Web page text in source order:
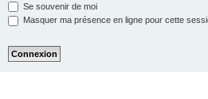
Se souvenir de moi
Masquer ma présence en ligne pour cette